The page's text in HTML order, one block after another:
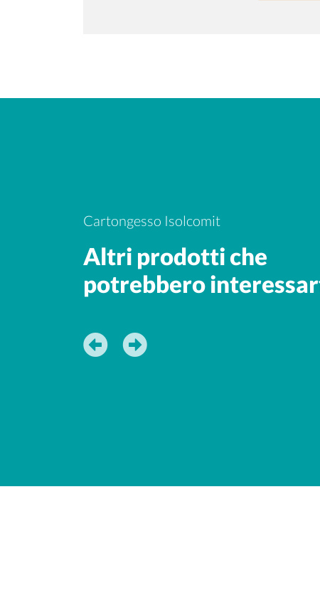
Cartongesso Isolcomit
Altri prodotti che
potrebbero